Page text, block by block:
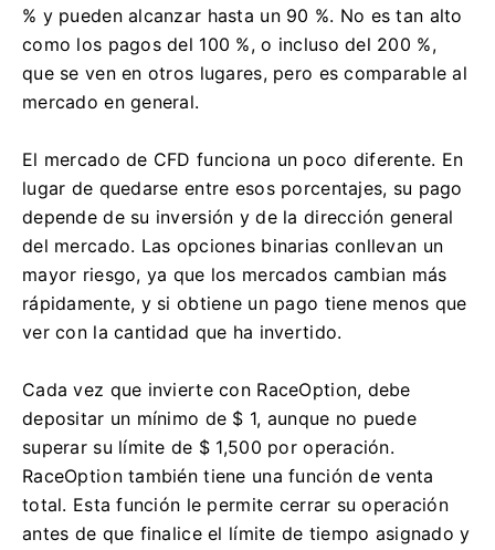
% y pueden alcanzar hasta un 90 %. No es tan alto
como los pagos del 100 %, o incluso del 200 %,
que se ven en otros lugares, pero es comparable al
mercado en general.
El mercado de CFD funciona un poco diferente. En
lugar de quedarse entre esos porcentajes, su pago
depende de su inversión y de la dirección general
del mercado. Las opciones binarias conllevan un
mayor riesgo, ya que los mercados cambian más
rápidamente, y si obtiene un pago tiene menos que
ver con la cantidad que ha invertido.
Cada vez que invierte con RaceOption, debe
depositar un mínimo de $ 1, aunque no puede
superar su límite de $ 1,500 por operación.
RaceOption también tiene una función de venta
total. Esta función le permite cerrar su operación
antes de que finalice el límite de tiempo asignado y